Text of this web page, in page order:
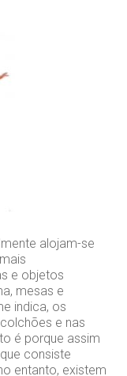
alojam-se
e objetos
mesas e
indica, os
e nas
é porque assim
consiste
entanto, existem